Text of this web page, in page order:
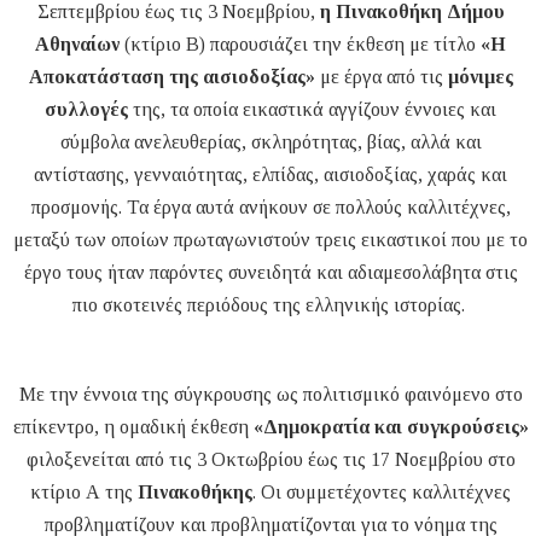
Σεπτεμβρίου έως τις 3 Νοεμβρίου, η Πινακοθήκη Δήμου
Αθηναίων (κτίριο Β) παρουσιάζει την έκθεση με τίτλο «Η
Αποκατάσταση της αισιοδοξίας» με έργα από τις μόνιμες
συλλογές της, τα οποία εικαστικά αγγίζουν έννοιες και
σύμβολα ανελευθερίας, σκληρότητας, βίας, αλλά και
αντίστασης, γενναιότητας, ελπίδας, αισιοδοξίας, χαράς και
προσμονής. Τα έργα αυτά ανήκουν σε πολλούς καλλιτέχνες,
μεταξύ των οποίων πρωταγωνιστούν τρεις εικαστικοί που με το
έργο τους ήταν παρόντες συνειδητά και αδιαμεσολάβητα στις
πιο σκοτεινές περιόδους της ελληνικής ιστορίας.
Με την έννοια της σύγκρουσης ως πολιτισμικό φαινόμενο στο
επίκεντρο, η ομαδική έκθεση «Δημοκρατία και συγκρούσεις»
φιλοξενείται από τις 3 Οκτωβρίου έως τις 17 Νοεμβρίου στο
κτίριο Α της Πινακοθήκης. Οι συμμετέχοντες καλλιτέχνες
προβληματίζουν και προβληματίζονται για το νόημα της